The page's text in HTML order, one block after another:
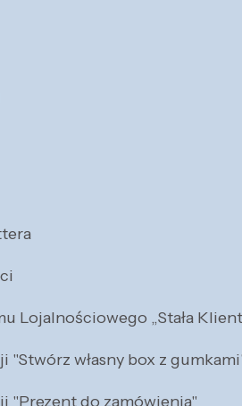
Lojalnościowego „Stała
"Stwórz własny box z
"Prezent do zamówienia"